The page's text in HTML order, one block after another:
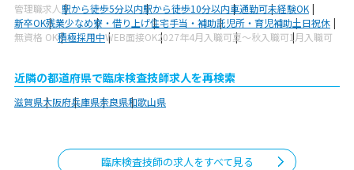
管理職求人駅から徒歩5分以内駅から徒歩10分以内車通勤可未経験OK
新卒OK残業少なめ寮・借り上げ住宅手当・補助託児所・育児補助土日祝休
無資格 OK積極採用中WEB面接OK2027年4月入職可夏～秋入職可1月入職可
近隣の都道府県で臨床検査技師求人を再検索
滋賀県大阪府兵庫県奈良県和歌山県
臨床検査技師の求人をすべて見る